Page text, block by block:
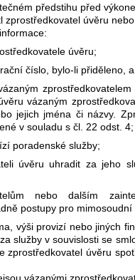
předstihu před
zprostředkovatel úvěru
úvěru;
číslo, bylo-li přiděleno,
vázaným
jejich jména či názvy.
v souladu s čl. 22 odst. 4;
poradenské služby;
úvěru uhradit za jeho
nebo dalším
postupy pro
výši provizí nebo jiných
služby v souvislosti se
zprostředkovatel úvěru
vázanými